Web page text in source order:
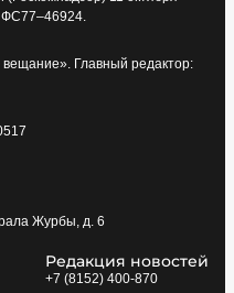
Главный редактор:
Журбы, д. 6
Редакция новостей
+7 (8152) 400-870